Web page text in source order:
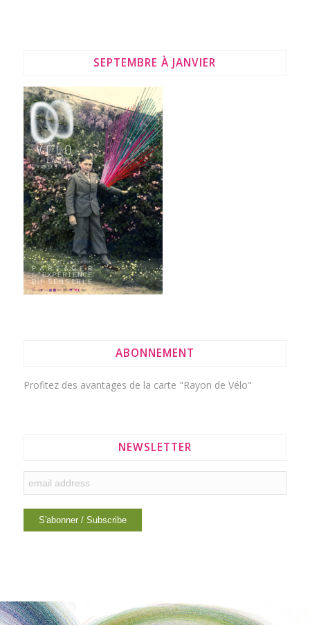
SEPTEMBRE À JANVIER
ABONNEMENT
Profitez des avantages de la carte "Rayon de Vélo"
NEWSLETTER